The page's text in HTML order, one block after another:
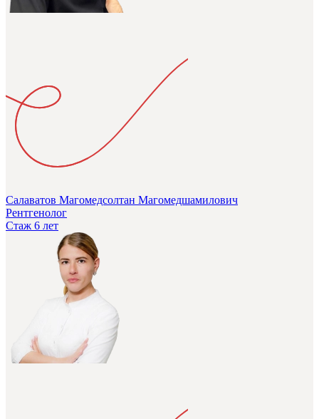
Салаватов Магомедсолтан Магомедшамилович
Рентгенолог
Стаж 6 лет